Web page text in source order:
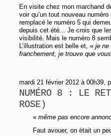
En visite chez mon marchand
voir qu’un tout nouveau
remplacé le numéro 5 qui
depuis cet été... Je crois que
visibilité. Mais le numéro 8
L’illustration est belle et, « je ne
franchement, je trouve que
mardi 21 février 2012 à 00h39,
NUMÉRO 8 : LE
ROSE)
« même pas encore
Faut avouer, on était un